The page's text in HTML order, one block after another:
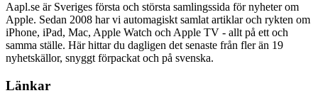
Aapl.se är Sveriges första och största samlingssida för nyheter om
Apple. Sedan 2008 har vi automagiskt samlat artiklar och rykten om
iPhone, iPad, Mac, Apple Watch och Apple TV - allt på ett och
samma ställe. Här hittar du dagligen det senaste från fler än 19
nyhetskällor, snyggt förpackat och på svenska.
Länkar